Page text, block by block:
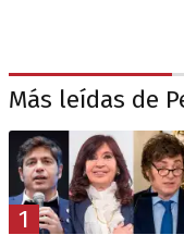
Más leídas de
1